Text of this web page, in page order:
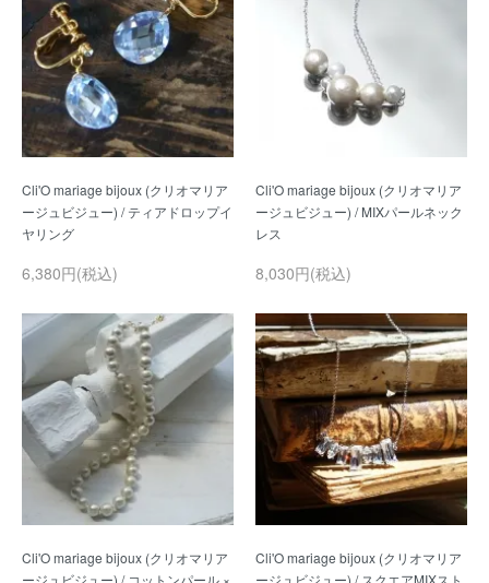
Cli'O mariage bijoux (クリオマリア
ージュビジュー) / ティアドロップイ
6,380円(税込)
Cli'O mariage bijoux (クリオマリア
ージュビジュー) / MIXパールネック
8,030円(税込)
Cli'O mariage bijoux (クリオマリア
ージュビジュー) / コットンパール ×
Cli'O mariage bijoux (クリオマリア
ージュビジュー) / スクエアMIXスト